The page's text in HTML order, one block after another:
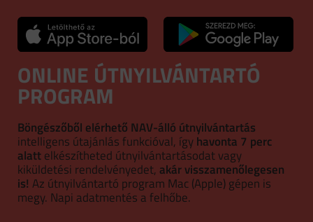
ONLINE ÚTNYILVÁNTARTÓ
PROGRAM
Böngészőből elérhető NAV-álló útnyilvántartás
intelligens útajánlás funkcióval, ígyhavonta 7 perc
alattelkészítheted útnyilvántartásodat vagy
kiküldetési rendelvényedet,akár visszamenőlegesen
is! Az útnyilvántartó program Mac (Apple) gépen is
megy. Napi adatmentés a felhőbe.